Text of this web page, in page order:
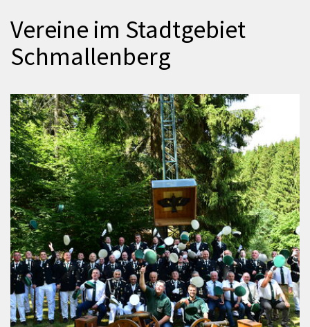
Tourismus
Wirtschaft
Vereine im Stadtgebiet
Schmallenberg